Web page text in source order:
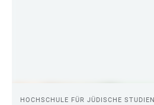
HOCHSCHULE FÜR JÜDISCHE STUDIEN